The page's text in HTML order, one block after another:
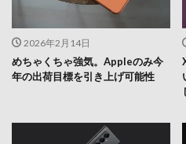
2026年2月14日
めちゃくちゃ強気。Appleのみ今
年の出荷目標を引き上げ可能性